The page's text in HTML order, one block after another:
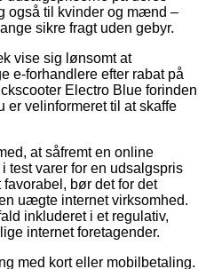
også til kvinder og mænd –
sikre fragt uden gebyr.
vise sig lønsomt at
e-forhandlere efter rabat på
Electro Blue forinden
er velinformeret til at skaffe
at såfremt en online
test varer for en udsalgspris
bør det for det
uægte internet virksomhed.
inkluderet i et regulativ,
internet foretagender.
med kort eller mobilbetaling.